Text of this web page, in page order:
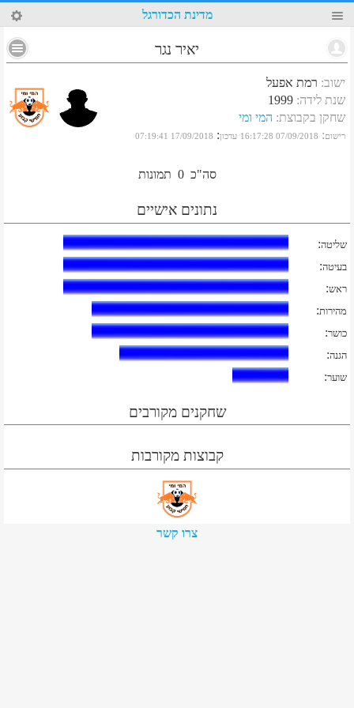
18 מדינת הכדורגל
יאיר נגר
ישוב: רמת אפעל
שנת לידה:
1999
שחקן בקבוצת: המי ומי
רישום:
07/09/2018 16:17:28 עדכון:
17/09/2018 07:19:41
סה"כ 0 תמונות
נתונים אישיים
שליטה:
בעיטה:
ראש:
מהירות:
כושר:
הגנה:
שוער:
שחקנים מקורבים
קבוצות מקורבות
צרו קשר